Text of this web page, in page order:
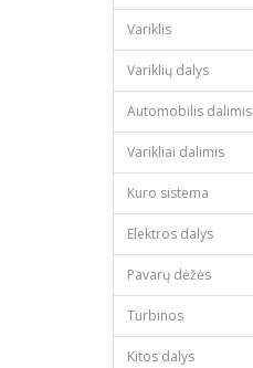
Variklis
Variklių dalys
Automobilis dalimis
Varikliai dalimis
Kuro sistema
Elektros dalys
Pavarų dėžės
Turbinos
Kitos dalys